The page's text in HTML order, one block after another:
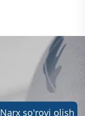
Narx so'rovi olish